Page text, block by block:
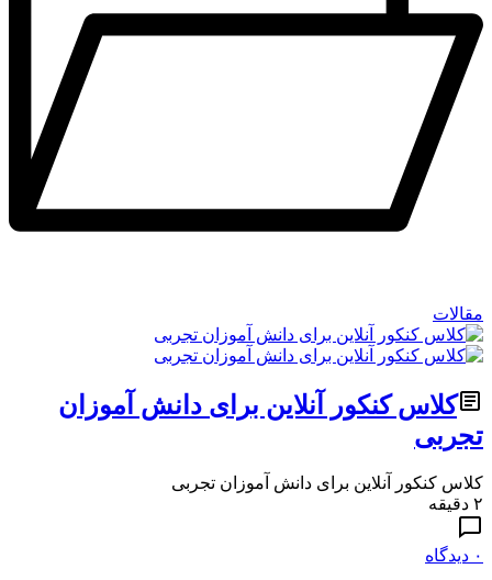
مقالات
کلاس کنکور آنلاین برای دانش آموزان
تجربی
کلاس کنکور آنلاین برای دانش آموزان تجربی
۲ دقیقه
۰ دیدگاه